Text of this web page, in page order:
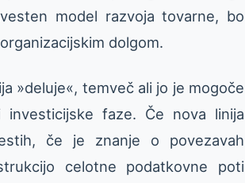
model razvoja tovarne, bo
dolgom.
»deluje«, temveč ali jo je mogoče
faze. Če nova linija
če je znanje o povezavah
celotne podatkovne poti